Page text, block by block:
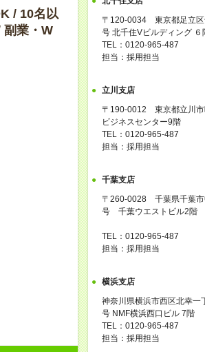
/ 10名以
副業・W
〒120-0034 東京都足立区
号 北千住Vビルディング ６
TEL：0120-965-487
担当：採用担当
立川支店
〒190-0012 東京都立川
ビジネスセンター9階
TEL：0120-965-487
担当：採用担当
千葉支店
〒260-0028 千葉県千葉市
号 千葉ウエストビル2階
TEL：0120-965-487
担当：採用担当
横浜支店
神奈川県横浜市西区北幸一
号 NMF横浜西口ビル 7階
TEL：0120-965-487
担当：採用担当